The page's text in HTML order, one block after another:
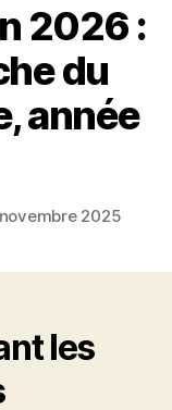
2026 :
du
année
2025
les